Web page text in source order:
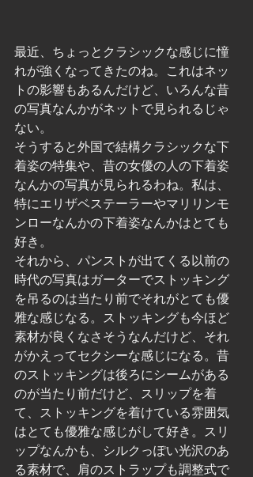
最近、ちょっとクラシックな感じに憧
れが強くなってきたのね。これはネッ
トの影響もあるんだけど、いろんな昔
の写真なんかがネットで見られるじゃ
ない。
そうすると外国で結構クラシックな下
着姿の特集や、昔の女優の人の下着姿
なんかの写真が見られるわね。私は、
特にエリザベステーラーやマリリンモ
ンローなんかの下着姿なんかはとても
好き。
それから、パンストが出てくる以前の
時代の写真はガーターでストッキング
を吊るのは当たり前でそれがとても優
雅な感じなる。ストッキングも今ほど
素材が良くなさそうなんだけど、それ
がかえってセクシーな感じになる。昔
のストッキングは後ろにシームがある
のが当たり前だけど、スリップを着
て、ストッキングを着けている雰囲気
はとても優雅な感じがして好き。スリ
ップなんかも、シルクっぽい光沢のあ
る素材で、肩のストラップも調整式で